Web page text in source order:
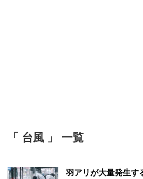
「 台風 」 一覧
羽アリが大量発生す